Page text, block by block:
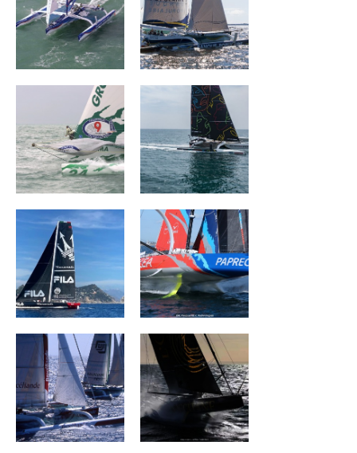
Groupama
The Famous
Project
MASERATI ARKEA PAPREC
BROCÉLIANDE
L'OCCITANE en
Provence
SNOWFLAKE
TEAMWORK Team
Snef